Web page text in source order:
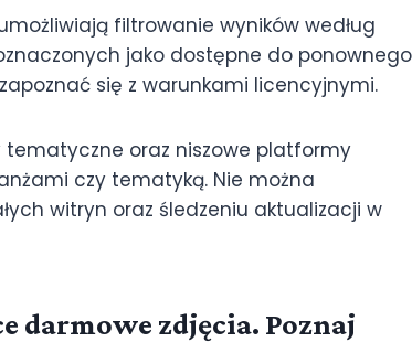
filtrowanie wyników według
jako dostępne do ponownego
się z warunkami licencyjnymi.
tematyczne oraz niszowe platformy
czy tematyką. Nie można
witryn oraz śledzeniu aktualizacji w
darmowe zdjęcia. Poznaj